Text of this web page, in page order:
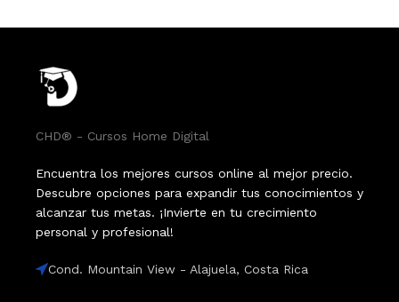
CHD® - Cursos Home Digital
Encuentra los mejores cursos online al mejor precio.
Descubre opciones para expandir tus conocimientos y
alcanzar tus metas. ¡Invierte en tu crecimiento
personal y profesional!
Cond. Mountain View - Alajuela, Costa Rica